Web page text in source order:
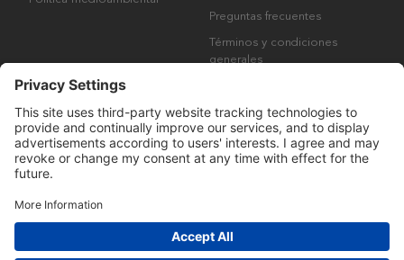
Preguntas frecuentes
Términos y condiciones
generales
Derechos de autor © Many Brands AB 2023. Todos los derechos